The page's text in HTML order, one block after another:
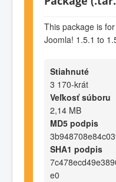
This package is
Joomla! 1.5.1 to
Stiahnuté
3 170-krát
Veľkosť súboru
2,14 MB
MD5 podpis
SHA1 podpis
e0